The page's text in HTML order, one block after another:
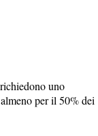
uno
per il 50% dei